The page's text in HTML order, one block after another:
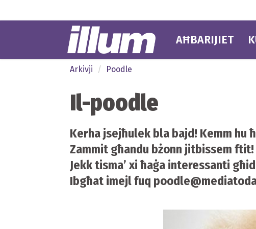
AĦBARIJIET
Arkivji Poodle
Il-poodle
Kerha jsejħulek bla bajd! Kemm hu
Zammit għandu bżonn jitbissem
Jekk tisma’ xi ħaġa interessanti
Ibgħat imejl fuq